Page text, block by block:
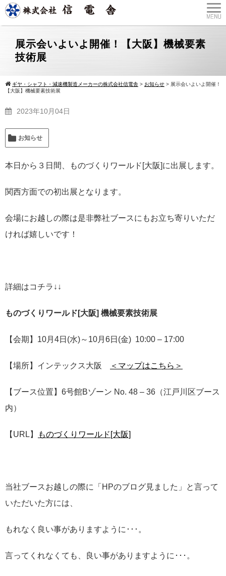
展示会いよいよ開催！【大阪】機械要素
技術展
ギヤ・シャフト・減速機製造メーカーの株式会社信電舎 > お知らせ > 展示会いよいよ開催！
【大阪】機械要素技術展
2023年10月04日
お知らせ
本日から３日間、ものづくりワールド[大阪]に出展します。
関西方面での初出展となります。
会場にお越しの際は是非弊社ブースにもお立ち寄りいただ
ければ嬉しいです！
詳細はコチラ↓↓
ものづくりワールド[大阪] 機械要素技術展
【会期】10月4日(水)～10月6日(金) 10:00 – 17:00
【場所】インテックス大阪 ＜マップはこちら＞
【ブース位置】6号館Bゾーン No. 48 – 36（江戸川区ブース
内）
【URL】 ものづくりワールド[大阪]
当社ブースお越しの際に「HPのブログ見ました」と言って
いただいた方には、
もれなく良い事がありますように･･･。
言ってくれなくても、良い事がありますように･･･。